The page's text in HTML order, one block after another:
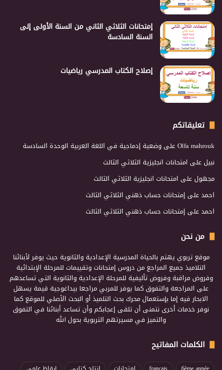
إمتحانات الثلاثي الثاني من السنة الأولى إلى
السنة السادسة
إصلاح الكتاب المدرسي رياضيات
تعليقاتكم
Olfa mahroukعلى وضعية إدماجية في اللغة العربية الوحدة السادسة
نبيلعلى امتحانات انجليزية الثلاثي الثالث
مجهولعلى امتحانات انجليزية الثلاثي الثالث
احمدعلى إمتحانات حساب ذهني الثلاثي الثالث
احمدعلى إمتحانات حساب ذهني الثلاثي الثالث
من نحن
موقع تربوي يهتم بالحياة المدرسية الإعدادية والثانوية حيث يوفر لأبنائنا
التلاميذ جميع المراجع من دروس إمتحانات وتقييمات للمرحلة الإبتدائية
وفروض مراقبة وفروض تأليفية للمرحلة الإعدادية والثانوية التي تساعدهم
على المراجعة والتفوق كما يوفر للمربي مراجعا بيداغوجية قيمة يسهل
الابحار فيه إما بإستعمال محرك بحث التلميذ أو البحث الأصلي للموقع كما
نوفر خدمات أخرى نتمنى أن تلقى إعجابكم وأن تساعد أبنائنا في التفوق
والتميز في مسيرتهم التربوية بحول الله
الكلمات المفاتيح